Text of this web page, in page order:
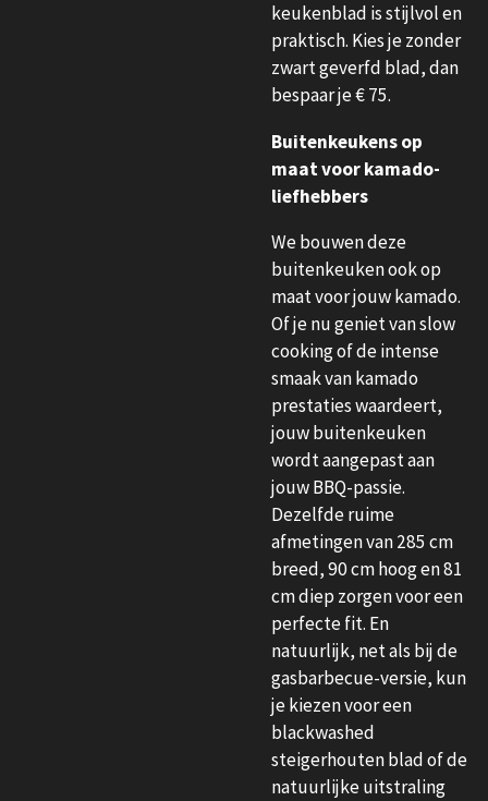
keukenblad is stijlvol en
praktisch. Kies je zonder
zwart geverfd blad, dan
bespaar je € 75.
Buitenkeukens op
maat voor kamado-
liefhebbers
We bouwen deze
buitenkeuken ook op
maat voor jouw kamado.
Of je nu geniet van slow
cooking of de intense
smaak van kamado
prestaties waardeert,
jouw buitenkeuken
wordt aangepast aan
jouw BBQ-passie.
Dezelfde ruime
afmetingen van 285 cm
breed, 90 cm hoog en 81
cm diep zorgen voor een
perfecte fit. En
natuurlijk, net als bij de
gasbarbecue-versie, kun
je kiezen voor een
blackwashed
steigerhouten blad of de
natuurlijke uitstraling